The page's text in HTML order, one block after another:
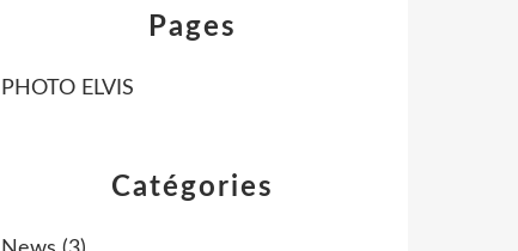
Catégories
Pages
PHOTO ELVIS